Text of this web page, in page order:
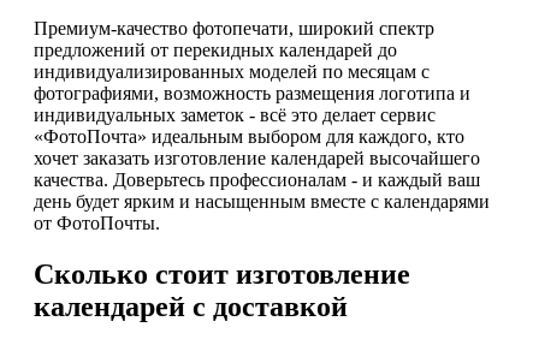
Премиум-качество фотопечати, широкий спектр
предложений от перекидных календарей до
индивидуализированных моделей по месяцам с
фотографиями, возможность размещения логотипа и
индивидуальных заметок - всё это делает сервис
«ФотоПочта» идеальным выбором для каждого, кто
хочет заказать изготовление календарей высочайшего
качества. Доверьтесь профессионалам - и каждый ваш
день будет ярким и насыщенным вместе с календарями
от ФотоПочты.
Сколько стоит изготовление
календарей с доставкой